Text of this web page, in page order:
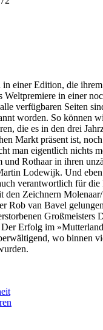
einer Edition, die
in einer
verfügbaren Seiten
worden. So können
die es in den drei
Markt präsent ist,
man eigentlich nichts
und Rothaar in ihren
Lodewijk. Und
verantwortlich für die
den Zeichnern
Rob van Bavel
Großmeisters
Erfolg im
wo binnen